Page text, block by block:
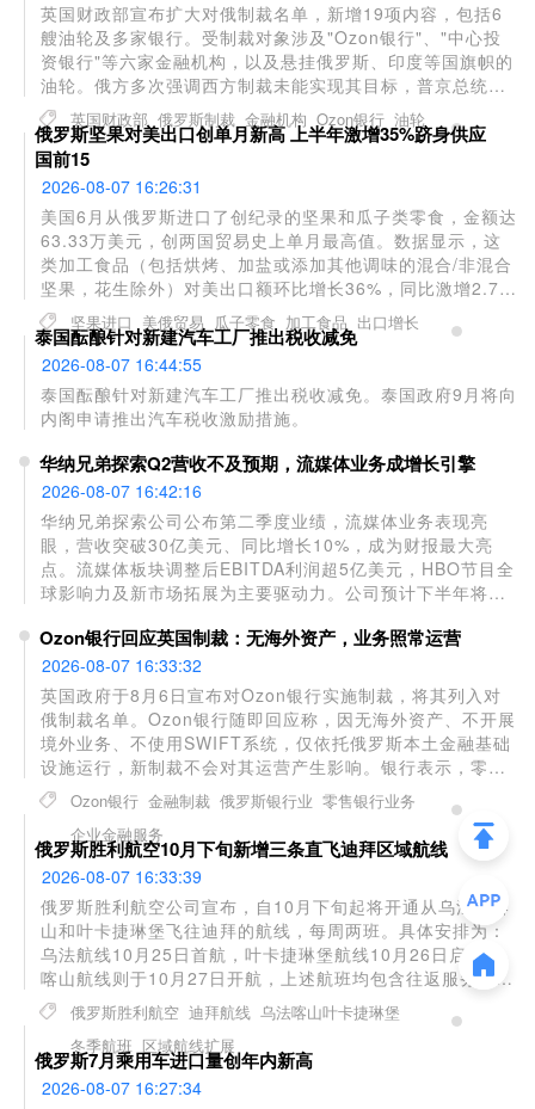
英国财政部宣布扩大对俄制裁名单，新增19项内容，包括6
艘油轮及多家银行。受制裁对象涉及"Ozon银行"、"中心投
资银行"等六家金融机构，以及悬挂俄罗斯、印度等国旗帜的
油轮。俄方多次强调西方制裁未能实现其目标，普京总统指
出遏制和削弱俄罗斯是西方的长期战略，同时承认制裁对全
球经济造成严重冲击。
英国财政部 俄罗斯制裁 金融机构 Ozon银行 油轮
俄罗斯坚果对美出口创单月新高 上半年激增35%跻身供应
国前15
2026-08-07 16:26:31
美国6月从俄罗斯进口了创纪录的坚果和瓜子类零食，金额达
63.33万美元，创两国贸易史上单月最高值。数据显示，这
类加工食品（包括烘烤、加盐或添加其他调味的混合/非混合
坚果，花生除外）对美出口额环比增长36%，同比激增2.7
倍。上半年俄罗斯对美坚果出口总额达260万美元，同比增
长35%。目前美国最大进口来源国为加拿大（1450万美
元）、越南（1230万美元）和泰国（620万美元），俄罗斯
在供应国中排名第15位，较上月提升1位，较去年同期上升6
位。
坚果进口 美俄贸易 瓜子零食 加工食品 出口增长
泰国酝酿针对新建汽车工厂推出税收减免
2026-08-07 16:44:55
泰国酝酿针对新建汽车工厂推出税收减免。泰国政府9月将向
内阁申请推出汽车税收激励措施。
华纳兄弟探索Q2营收不及预期，流媒体业务成增长引擎
2026-08-07 16:42:16
华纳兄弟探索公司公布第二季度业绩，流媒体业务表现亮
眼，营收突破30亿美元、同比增长10%，成为财报最大亮
点。流媒体板块调整后EBITDA利润超5亿美元，HBO节目全
球影响力及新市场拓展为主要驱动力。公司预计下半年将持
当季总营收87.2亿美元，同比下跌11%，不及华尔街预期的
92.9亿美元；归属于公司净利润大幅降至1.49亿美元，远低
于去年同期的15.8亿美元。
Ozon银行回应英国制裁：无海外资产，业务照常运营
2026-08-07 16:33:32
英国政府于8月6日宣布对Ozon银行实施制裁，将其列入对
俄制裁名单。Ozon银行随即回应称，因无海外资产、不开展
境外业务、不使用SWIFT系统，仅依托俄罗斯本土金融基础
设施运行，新制裁不会对其运营产生影响。银行表示，零售
客户仍可正常使用银行卡支付及存取款服务，企业客户的账
户及贷款业务也未受限制。Ozon银行于2026年第二季度跻
身俄罗斯资产规模前20大银行之列。
Ozon银行 金融制裁 俄罗斯银行业 零售银行业务
企业金融服务
俄罗斯胜利航空10月下旬新增三条直飞迪拜区域航线
2026-08-07 16:33:39
俄罗斯胜利航空公司宣布，自10月下旬起将开通从乌法、喀
山和叶卡捷琳堡飞往迪拜的航线，每周两班。具体安排为：
乌法航线10月25日首航，叶卡捷琳堡航线10月26日启程，
喀山航线则于10月27日开航，上述航班均包含往返服务。该
飞行计划将持续至冬季时刻表结束。此前该公司已恢复莫斯
科和马哈奇卡拉至阿联酋的航班，此次新增三条区域航线将
进一步便利俄罗斯中部城市居民的出行需求。
俄罗斯胜利航空 迪拜航线 乌法喀山叶卡捷琳堡
冬季航班 区域航线扩展
俄罗斯7月乘用车进口量创年内新高
2026-08-07 16:27:34